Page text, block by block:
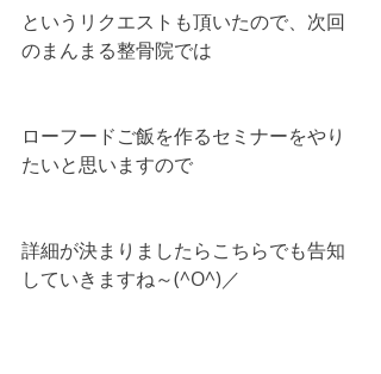
というリクエストも頂いたので、次回
のまんまる整骨院では
ローフードご飯を作るセミナーをやり
たいと思いますので
詳細が決まりましたらこちらでも告知
していきますね～(^O^)／